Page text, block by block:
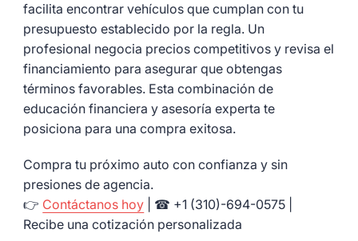
facilita encontrar vehículos que cumplan con tu
presupuesto establecido por la regla. Un
profesional negocia precios competitivos y revisa el
financiamiento para asegurar que obtengas
términos favorables. Esta combinación de
educación financiera y asesoría experta te
posiciona para una compra exitosa.
Compra tu próximo auto con confianza y sin
presiones de agencia.
👉 Contáctanos hoy | ☎ +1 (310)-694-0575 |
Recibe una cotización personalizada